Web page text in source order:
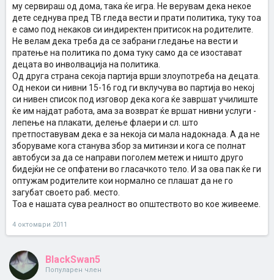
му сервираш од дома, така ќе игра. Не верувам дека некое
дете седнува пред ТВ гледа вести и прати политика, туку тоа
е само под некаков си индиректен притисок на родителите.
Не велам дека треба да се забрани гледање на вести и
пратење на политика по дома туку само да се изостават
децата во инволвација на политика.
Од друга страна секоја партија врши злоупотреба на децата.
Од некои си нивни 15-16 год ги вклучува во партија во некој
си нивен список под изговор дека кога ќе завршат училиште
ќе им најдат работа, ама за возврат ќе вршат нивни услуги -
лепење на плакати, делење флаери и сл. што
претпоставувам дека е за некоја си мала надокнада. А да не
зборуваме кога станува збор за митинзи и кога се полнат
автобуси за да се направи поголем метеж и ништо друго
бидејќи не се опфатени во гласачкото тело. И за ова пак ќе ги
оптужам родителите кои нормално се плашат да не го
загубат своето раб. место.
Тоа е нашата сува реалност во општеството во кое живееме.
4 октомври 2011
BlackSwan5
Популарен член